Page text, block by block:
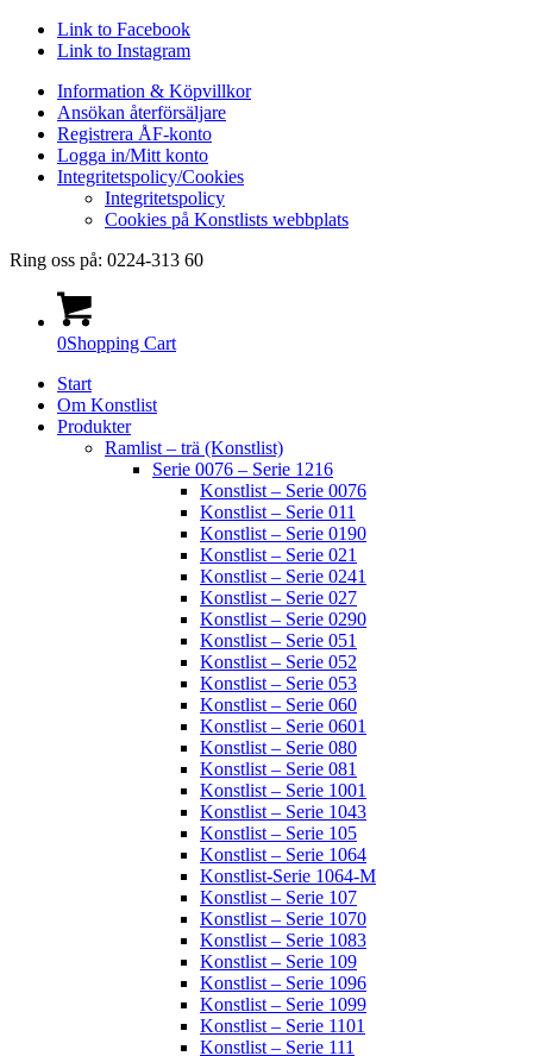
Link to Facebook
Link to Instagram
Information & Köpvillkor
Ansökan återförsäljare
Registrera ÅF-konto
Logga in/Mitt konto
Integritetspolicy/Cookies
Integritetspolicy
Cookies på Konstlists webbplats
Ring oss på: 0224-313 60
0Shopping Cart
Start
Om Konstlist
Produkter
Ramlist – trä (Konstlist)
Serie 0076 – Serie 1216
Konstlist – Serie 0076
Konstlist – Serie 011
Konstlist – Serie 0190
Konstlist – Serie 021
Konstlist – Serie 0241
Konstlist – Serie 027
Konstlist – Serie 0290
Konstlist – Serie 051
Konstlist – Serie 052
Konstlist – Serie 053
Konstlist – Serie 060
Konstlist – Serie 0601
Konstlist – Serie 080
Konstlist – Serie 081
Konstlist – Serie 1001
Konstlist – Serie 1043
Konstlist – Serie 105
Konstlist – Serie 1064
Konstlist-Serie 1064-M
Konstlist – Serie 107
Konstlist – Serie 1070
Konstlist – Serie 1083
Konstlist – Serie 109
Konstlist – Serie 1096
Konstlist – Serie 1099
Konstlist – Serie 1101
Konstlist – Serie 111